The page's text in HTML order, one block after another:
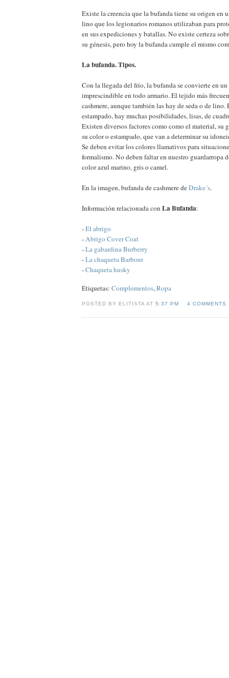
Existe la creencia que la bufanda tiene su origen en
lino que los legionarios romanos utilizaban para
en sus expediciones y batallas. No existe certeza
su génesis, pero hoy la bufanda cumple el mismo
La bufanda. Tipos.
Con la llegada del frío, la bufanda se convierte en
imprescindible en todo armario. El tejido más
cashmere, aunque también las hay de seda o de lino.
estampado, hay muchas posibilidades, lisas, de
Existen diversos factores como como el material, su
su color o estampado, que van a determinar su
Se deben evitar los colores llamativos para
formalismo. No deben faltar en nuestro guardarropa
color azul marino, gris o camel.
En la imagen, bufanda de cashmere deDrake´s.
Información relacionada con La Bufanda:
-El abrigo
-Abrigo Cover Coat
-La gabardina Burberry
-La chaqueta Barbour
-Chaqueta husky
Etiquetas: Complementos,Ropa
POSTED BY ELITISTA AT5:37 PM 4 COMMENTS